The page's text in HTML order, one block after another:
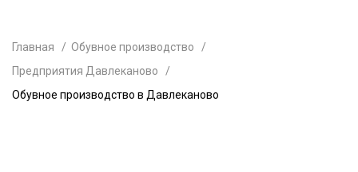
Главная
Обувное производство
Предприятия Давлеканово
Обувное производство в Давлеканово